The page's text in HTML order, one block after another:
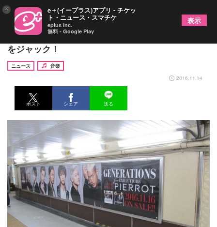
GENERATIONS、新作発売を記念し原宿駅竹下口
をジャック！
ニュース
音楽
2016.11.14
ポスト シェア 送る
× e＋(イープラス)アプリ - チケッ
ト・ニュース・スマチケ
eplus inc.
無料 - Google Play
表示